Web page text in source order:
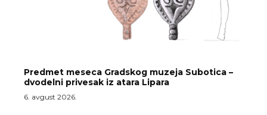
Predmet meseca Gradskog muzeja Subotica –
dvodelni privesak iz atara Lipara
6. avgust 2026.